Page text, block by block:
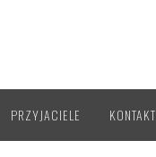
PRZYJACIELE KONTAKT